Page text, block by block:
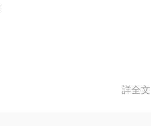
詳全文